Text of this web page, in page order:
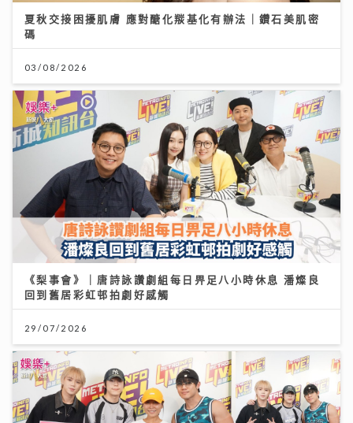
《梨事會》｜唐詩詠讚劇組每日畀足八小時休息 潘燦良
回到舊居彩虹邨拍劇好感觸
29/07/2026
Rover新歌《初級大人》唱盡遺憾 感謝Tiger演出MV
與肥貓鬥搶鏡